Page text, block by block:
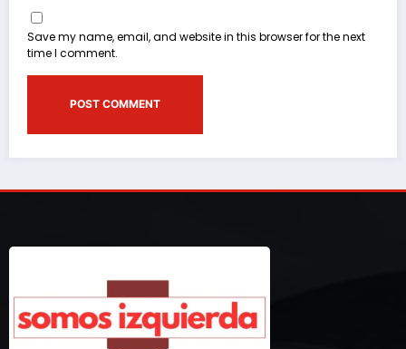
Save my name, email, and website in this browser for the next
time I comment.